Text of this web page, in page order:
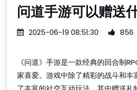
问道手游可以赠送
2025-06-19 08:51:30 856
《问道》手游是一款经典的回合制
家喜爱。游戏中除了精彩的战斗和丰